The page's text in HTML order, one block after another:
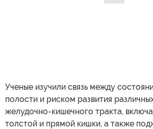
Ученые изучили связь между
полости и риском развития
желудочно-кишечного тракта,
толстой и прямой кишки, а также